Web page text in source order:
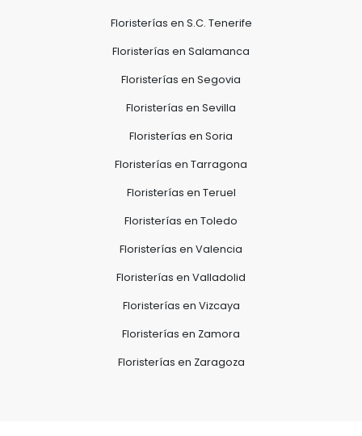
Floristerías en S.C. Tenerife
Floristerías en Salamanca
Floristerías en Segovia
Floristerías en Sevilla
Floristerías en Soria
Floristerías en Tarragona
Floristerías en Teruel
Floristerías en Toledo
Floristerías en Valencia
Floristerías en Valladolid
Floristerías en Vizcaya
Floristerías en Zamora
Floristerías en Zaragoza